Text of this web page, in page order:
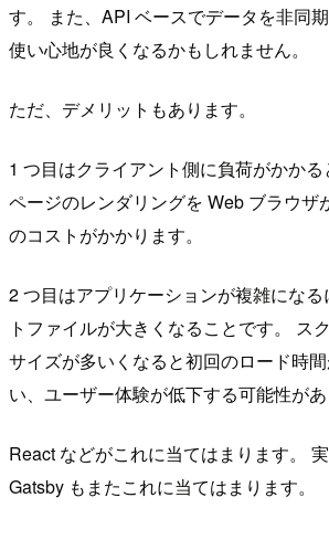
す。 また、API ベースでデータを非同
使い心地が良くなるかもしれません。
ただ、デメリットもあります。
1 つ目はクライアント側に負荷がかかる
ページのレンダリングを Web ブラウザ
のコストがかかります。
2 つ目はアプリケーションが複雑にな
トファイルが大きくなることです。 ス
サイズが多いくなると初回のロード時
い、ユーザー体験が低下する可能性があ
React などがこれに当てはまります。
Gatsby もまたこれに当てはまります。